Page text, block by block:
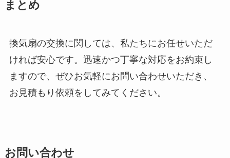
まとめ
換気扇の交換に関しては、私たちにお任せいただ
ければ安心です。迅速かつ丁寧な対応をお約束し
ますので、ぜひお気軽にお問い合わせいただき、
お見積もり依頼をしてみてください。
お問い合わせ